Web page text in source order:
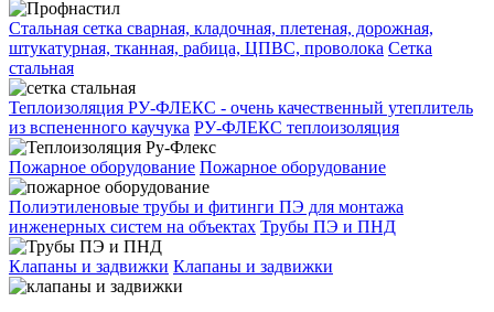
Стальная сетка сварная, кладочная, плетеная, дорожная,
штукатурная, тканная, рабица, ЦПВС, проволока Сетка
стальная
Теплоизоляция РУ-ФЛЕКС - очень качественный утеплитель
из вспененного каучука РУ-ФЛЕКС теплоизоляция
Пожарное оборудование Пожарное оборудование
Полиэтиленовые трубы и фитинги ПЭ для монтажа
инженерных систем на объектах Трубы ПЭ и ПНД
Клапаны и задвижки Клапаны и задвижки